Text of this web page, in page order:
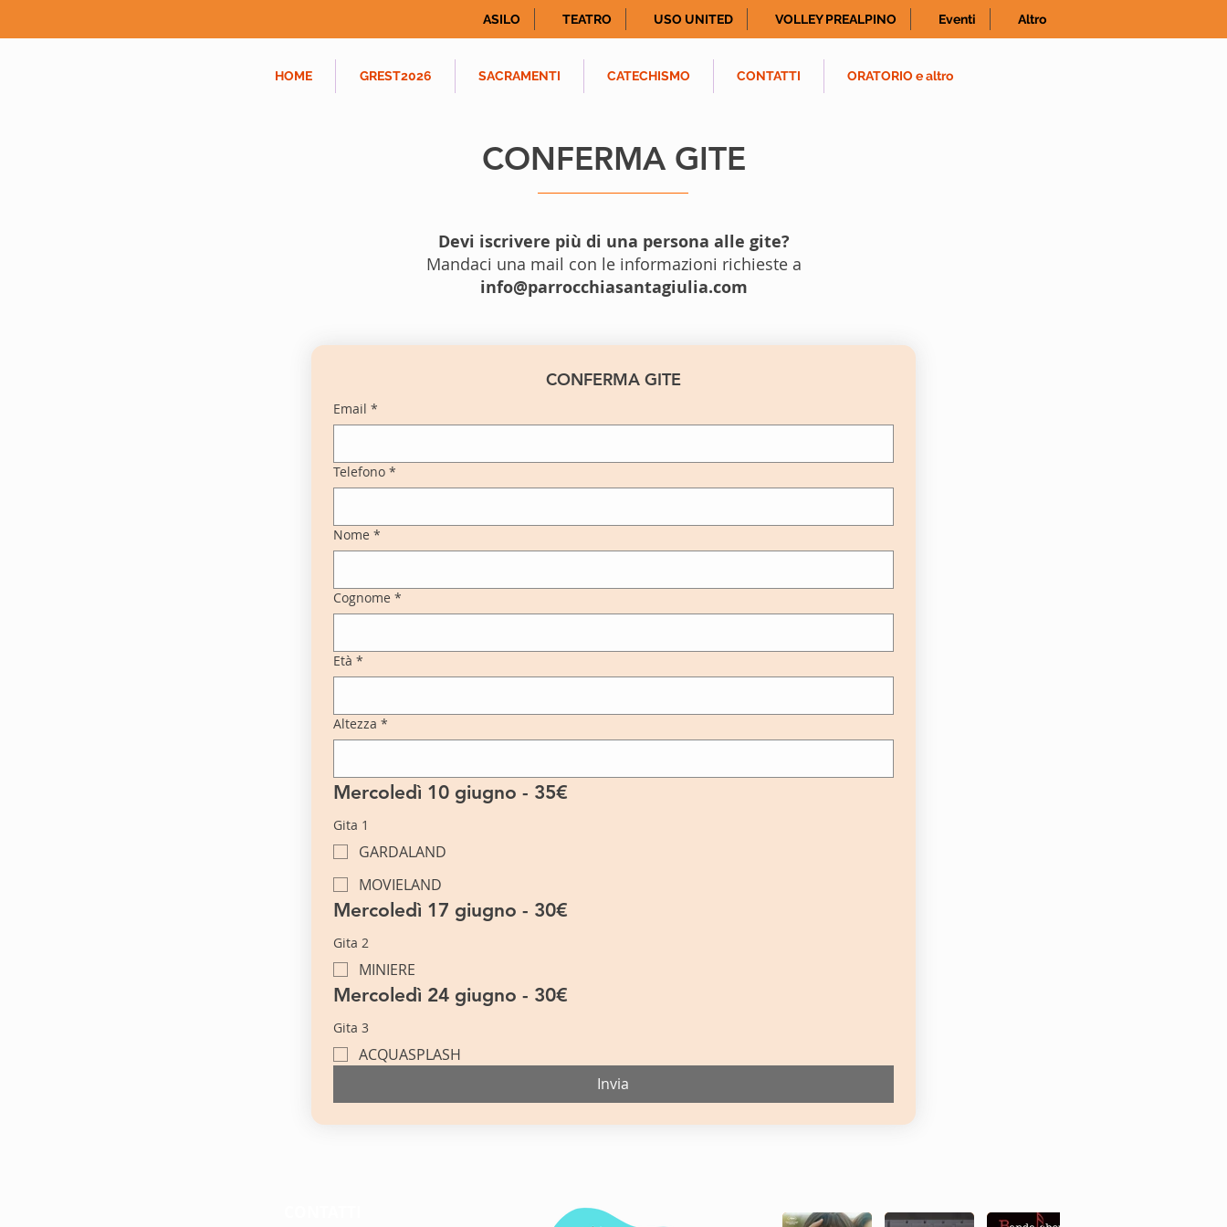
ASILO TEATRO USO UNITED VOLLEY PREALPINO Eventi Altro
HOME GREST2026 SACRAMENTI CATECHISMO CONTATTI ORATORIO e altro
CONFERMA GITE
Devi iscrivere più di una persona alle gite?
Mandaci una mail con le informazioni richieste a
info@parrocchiasantagiulia.com
CONFERMA GITE
Email *
Telefono *
Nome *
Cognome *
Età *
Altezza *
Mercoledì 10 giugno - 35€
Gita 1
GARDALAND
MOVIELAND
Mercoledì 17 giugno - 30€
Gita 2
MINIERE
Mercoledì 24 giugno - 30€
Gita 3
ACQUASPLASH
Invia